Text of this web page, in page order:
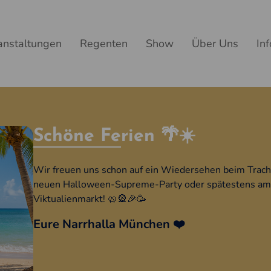
Regenten Show Über Uns
Schöne Ferien 🌴☀️
Wir freuen uns schon auf ein Wiedersehen beim
neuen Halloween-Supreme-Party oder spätestens
Viktualienmarkt! 🥨🎡🎉🥳
Eure Narrhalla München ❤️